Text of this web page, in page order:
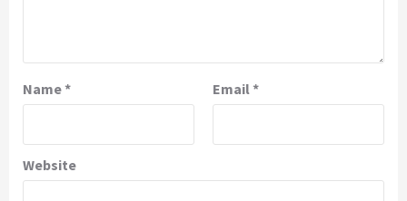
Name* Email*
Website